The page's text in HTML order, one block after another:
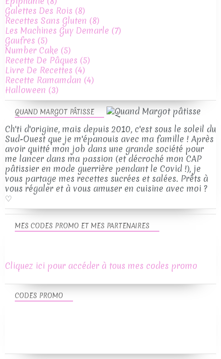
QUAND MARGOT PÂTISSE
Ch'ti d'origine, mais depuis 2010, c'est sous le soleil du
Sud-Ouest que je m'épanouis avec ma famille ! Après
avoir quitté mon job dans une grande société pour
me lancer dans ma passion (et décroché mon CAP
pâtissier en mode guerrière pendant le Covid !), je
vous partage mes recettes sucrées et salées. Prêts à
vous régaler et à vous amuser en cuisine avec moi ?
♡
Galettes Des Rois (8)
Recettes Sans Gluten (8)
Les Machines Guy Demarle (7)
Gaufres (5)
Number Cake (5)
Recette De Pâques (5)
Livre De Recettes (4)
Recette Ramamdan (4)
Halloween (3)
CODES PROMO
MES CODES PROMO ET MES PARTENAIRES
Cliquez ici pour accéder à tous mes codes promo